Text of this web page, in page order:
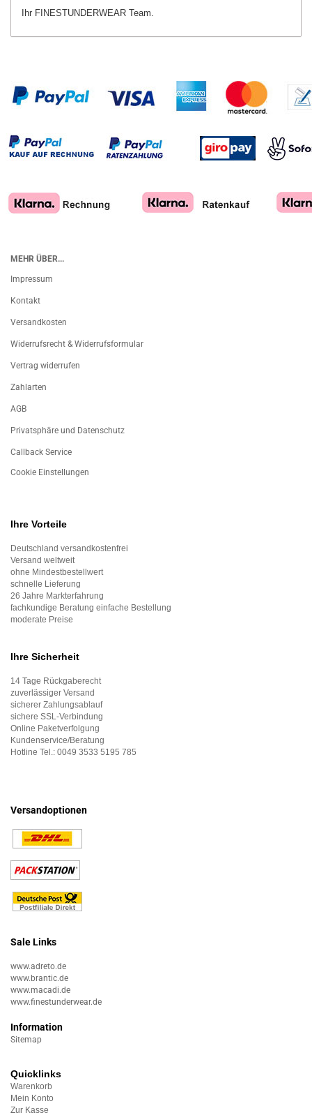
Ihr FINESTUNDERWEAR Team.
MEHR ÜBER...
Impressum
Kontakt
Versandkosten
Widerrufsrecht & Widerrufsformular
Vertrag widerrufen
Zahlarten
AGB
Privatsphäre und Datenschutz
Callback Service
Cookie Einstellungen
Ihre Vorteile
Deutschland versandkostenfrei
Versand weltweit
ohne Mindestbestellwert
schnelle Lieferung
26 Jahre Markterfahrung
fachkundige Beratung einfache Bestellung
moderate Preise
Ihre Sicherheit
14 Tage Rückgaberecht
zuverlässiger Versand
sicherer Zahlungsablauf
sichere SSL-Verbindung
Online Paketverfolgung
Kundenservice/Beratung
Hotline Tel.: 0049 3533 5195 785
Versandoptionen
Sale Links
www.adreto.de
www.brantic.de
www.macadi.de
www.finestunderwear.de
Information
Sitemap
Quicklinks
Warenkorb
Mein Konto
Zur Kasse